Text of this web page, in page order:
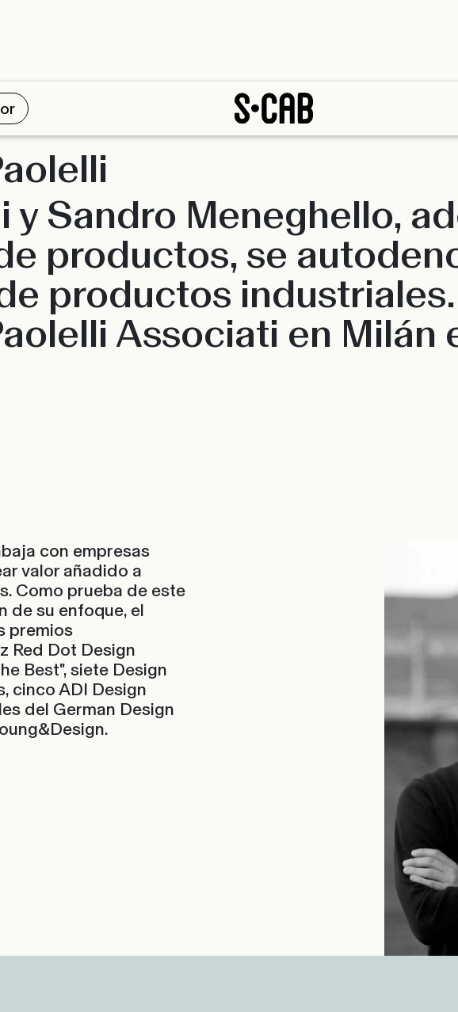
y Sandro Meneghello,
productos, se
productos
Associati en Milán
con empresas
valor añadido a
Como prueba de este
de su enfoque, el
premios
Red Dot Design
Best", siete Design
cinco ADI Design
del German Design